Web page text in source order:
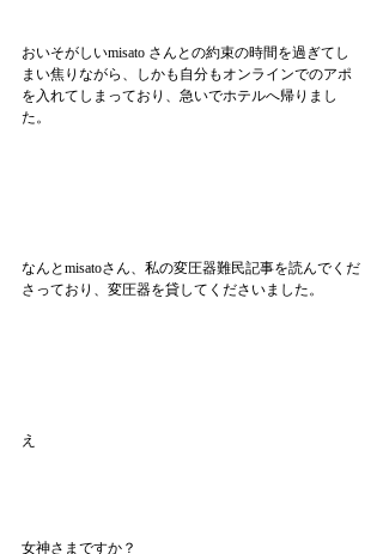
おいそがしいmisato さんとの約束の時間を過ぎてし
まい焦りながら、しかも自分もオンラインでのアポ
を入れてしまっており、急いでホテルへ帰りまし
た。
なんとmisatoさん、私の変圧器難民記事を読んでくだ
さっており、変圧器を貸してくださいました。
え
女神さまですか？